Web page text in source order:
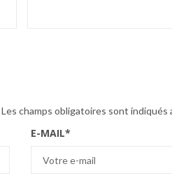
Les champs obligatoires sont indiqués
E-MAIL*